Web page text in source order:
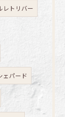
レトリバー
ェパード